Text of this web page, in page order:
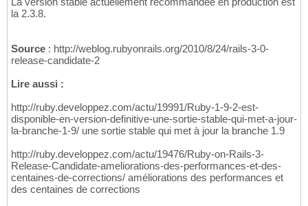
la 2.3.8.
Source : http://weblog.rubyonrails.org/2010/8/24/rails-3-0-
release-candidate-2
Lire aussi :
http://ruby.developpez.com/actu/19991/Ruby-1-9-2-est-
disponible-en-version-definitive-une-sortie-stable-qui-met-a-jour-
la-branche-1-9/ une sortie stable qui met à jour la branche 1.9
http://ruby.developpez.com/actu/19476/Ruby-on-Rails-3-
Release-Candidate-ameliorations-des-performances-et-des-
centaines-de-corrections/ améliorations des performances et
des centaines de corrections